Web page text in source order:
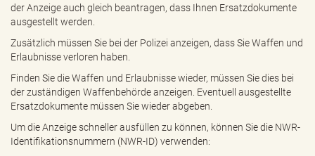
der Anzeige auch gleich beantragen, dass Ihnen Ersatzdokumente
ausgestellt werden.
Zusätzlich müssen Sie bei der Polizei anzeigen, dass Sie Waffen und
Erlaubnisse verloren haben.
Finden Sie die Waffen und Erlaubnisse wieder, müssen Sie dies bei
der zuständigen Waffenbehörde anzeigen. Eventuell ausgestellte
Ersatzdokumente müssen Sie wieder abgeben.
Um die Anzeige schneller ausfüllen zu können, können Sie die NWR-
Identifikationsnummern (NWR-ID) verwenden: